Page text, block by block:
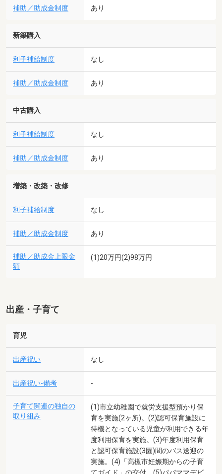
補助／助成金制度 あり
新築購入
利子補給制度 なし
補助／助成金制度 あり
中古購入
利子補給制度 なし
補助／助成金制度 あり
増築・改築・改修
利子補給制度 なし
補助／助成金制度 あり
補助／助成金上限金
額
(1)20万円(2)98万円
出産・子育て
育児
出産祝い なし
出産祝い-備考 -
子育て関連の独自の
取り組み
(1)市立幼稚園で就労支援型預かり保
育を実施(2ヶ所)。(2)認可保育施設に
待機となっている児童が利用できる年
度利用保育を実施。(3)年度利用保育
と認可保育施設(3園)間のバス送迎の
実施。(4)「高槻市妊娠期からの子育